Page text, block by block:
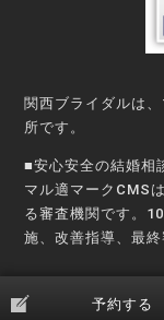
関西ブライダルは
所です。
■安心安全の結婚相
マル適マークCMS
る審査機関です。
施、改善指導、最
©Copyright ©
予約する